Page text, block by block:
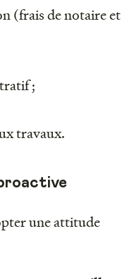
(frais de notaire et
;
travaux.
une attitude